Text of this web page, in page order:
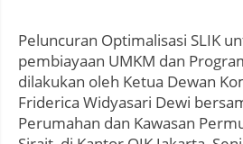
Peluncuran Optimalisasi SLIK
pembiayaan UMKM dan
dilakukan oleh Ketua Dewan
Friderica Widyasari Dewi
Perumahan dan Kawasan